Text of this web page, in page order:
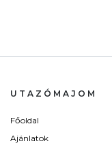
UTAZÓMAJOM
Főoldal
Ajánlatok